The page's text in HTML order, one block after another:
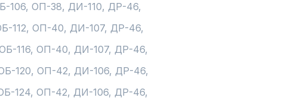
106, ОП-38, ДИ-110, ДР-46,
112, ОП-40, ДИ-107, ДР-46,
116, ОП-40, ДИ-107, ДР-46,
120, ОП-42, ДИ-106, ДР-46,
124, ОП-42, ДИ-106, ДР-46,